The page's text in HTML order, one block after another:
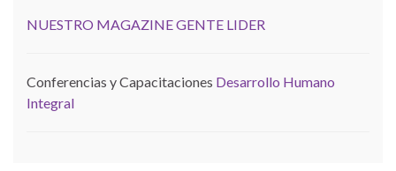
NUESTRO MAGAZINE GENTE LIDER
Conferencias y Capacitaciones Desarrollo Humano
Integral